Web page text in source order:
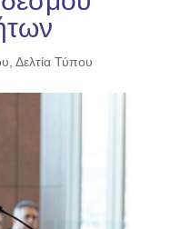
Δελτία Τύπου